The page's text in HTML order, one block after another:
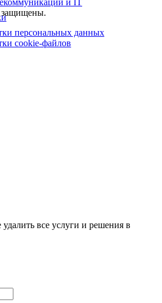
и IT
персональных данных
cookie-файлов
все услуги и решения в